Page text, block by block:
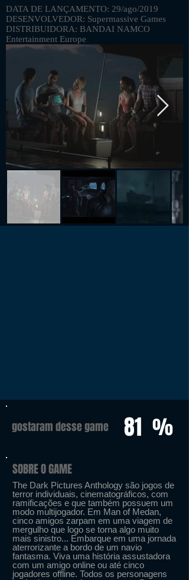
DATA DE LANÇAMENTO: 29/ago/2019
DESENVOLVEDOR: Supermassive Games
DISTRIBUIDORA: BANDAI NAMCO
Entertainment Europe
gostaram desse game 81 %
SOBRE O GAME
The Dark Pictures Anthology são jogos de
terror individuais, cinematográficos, com
ramificações e que também possuem um
modo multijogador. Em Man of Medan,
cinco amigos zarpam em uma viagem de
mergulho que logo se torna algo muito
mais sinistro... Embarque em uma jornada
aterrorizante a bordo de um navio
fantasma. Viva uma história assustadora
com um amigo online ou até cinco
jogadores offline. Todos os personagens